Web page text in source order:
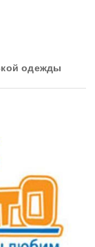
одежды